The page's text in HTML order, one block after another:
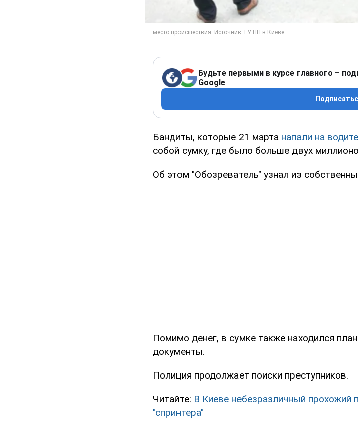
Будьте первыми в курсе главного –
Google
Бандиты, которые 21 марта напали на
собой сумку, где было больше двух
Об этом "Обозреватель" узнал из
Помимо денег, в сумке также находился
документы.
Полиция продолжает поиски преступников.
Читайте: В Киеве небезразличный прохожий
"спринтера"